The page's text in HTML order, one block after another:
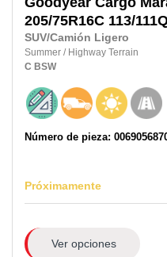
205/75R16C 113/
SUV/Camión Ligero
Summer / Highway Terrain
C BSW
Número de pieza:
Próximamente
Ver opciones